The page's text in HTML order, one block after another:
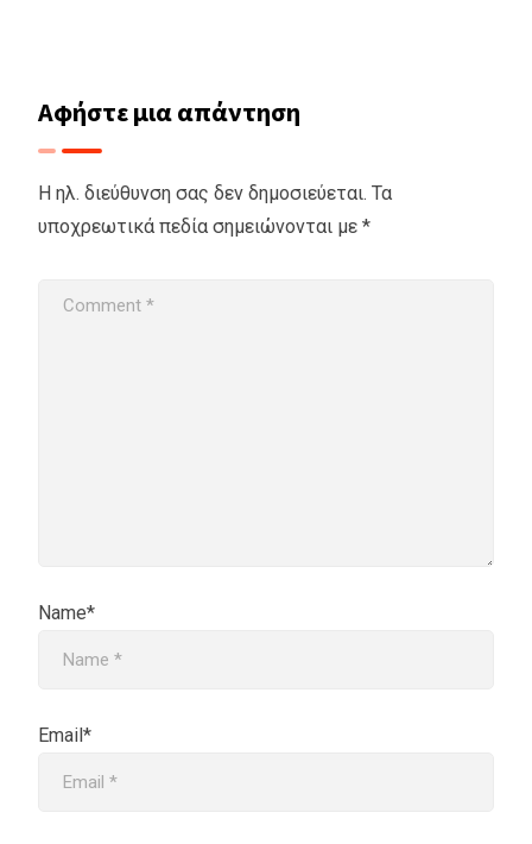
Αφήστε μια απάντηση
Η ηλ. διεύθυνση σας δεν δημοσιεύεται. Τα
υποχρεωτικά πεδία σημειώνονται με *
Name*
Email*